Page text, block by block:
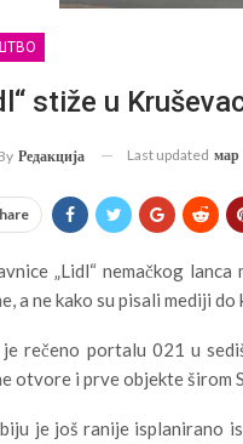
stiže u
Редакција Last updated мар
„Lidl“ nemačkog
a ne kako su pisali mediji
je rečeno portalu 021 u
otvore i prve objekte širom
je još ranije isplanirano